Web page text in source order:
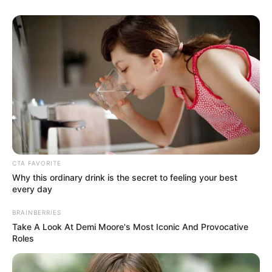
CTA FAVORITE
Why this ordinary drink is the secret to feeling your best
every day
BRAINBERRIES
Take A Look At Demi Moore's Most Iconic And Provocative
Roles